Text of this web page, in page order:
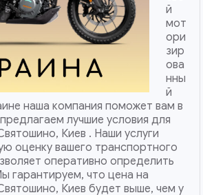
й
мот
ори
зир
ова
нны
й
наша компания поможет вам в
лучшие условия для
Киев . Наши услуги
оценку вашего транспортного
оперативно определить
гарантируем, что цена на
Киев будет выше, чем у